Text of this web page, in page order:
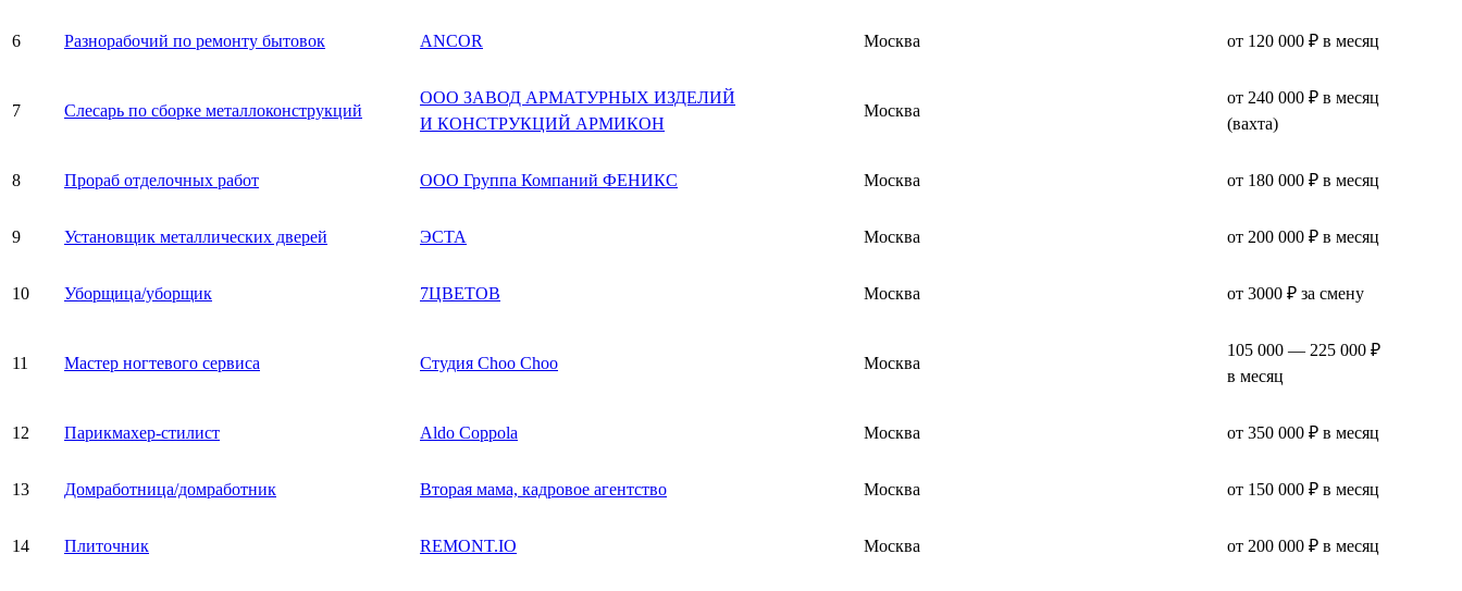
6 Разнорабочий по ремонту бытовок ANCOR Москва от 120 000 ₽ в месяц
7 Слесарь по сборке металлоконструкций
ООО ЗАВОД АРМАТУРНЫХ ИЗДЕЛИЙ
И КОНСТРУКЦИЙ АРМИКОН
Москва
от 240 000 ₽ в месяц
(вахта)
8 Прораб отделочных работ ООО Группа Компаний ФЕНИКС Москва от 180 000 ₽ в месяц
9 Установщик металлических дверей ЭСТА Москва от 200 000 ₽ в месяц
10 Уборщица/уборщик 7ЦВЕТОВ Москва от 3000 ₽ за смену
11 Мастер ногтевого сервиса Студия Choo Choo Москва
105 000 — 225 000 ₽
в месяц
12 Парикмахер-стилист Aldo Coppola Москва от 350 000 ₽ в месяц
13 Домработница/домработник Вторая мама, кадровое агентство Москва от 150 000 ₽ в месяц
14 Плиточник REMONT.IO Москва от 200 000 ₽ в месяц